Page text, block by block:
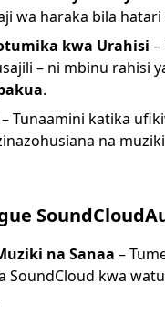
wa haraka bila hatari
kwa Urahisi –
– ni mbinu rahisi
.
– Tunaamini katika
na
na Sanaa –
SoundCloud kwa